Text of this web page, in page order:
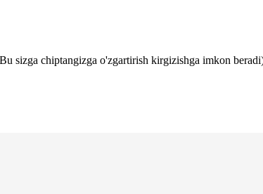
sizga chiptangizga o'zgartirish kirgizishga imkon